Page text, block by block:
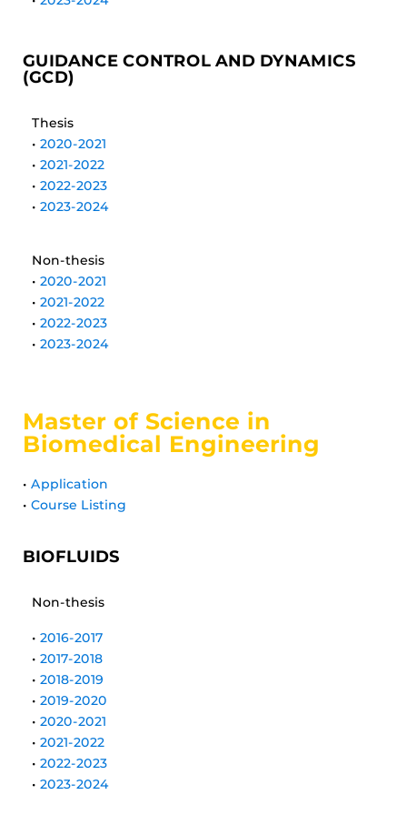
GUIDANCE CONTROL AND DYNAMICS
(GCD)
Thesis
• 2020-2021
• 2021-2022
• 2022-2023
• 2023-2024
Non-thesis
• 2020-2021
• 2021-2022
• 2022-2023
• 2023-2024
Master of Science in
Biomedical Engineering
• Application
• Course Listing
BIOFLUIDS
Non-thesis
• 2016-2017
• 2017-2018
• 2018-2019
• 2019-2020
• 2020-2021
• 2021-2022
• 2022-2023
• 2023-2024